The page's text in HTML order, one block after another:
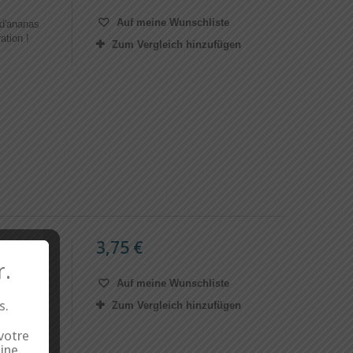
!
Auf meine Wunschliste
Zum Vergleich hinzufügen
aussi
au
3,75 €
Auf meine Wunschliste
Zum Vergleich hinzufügen